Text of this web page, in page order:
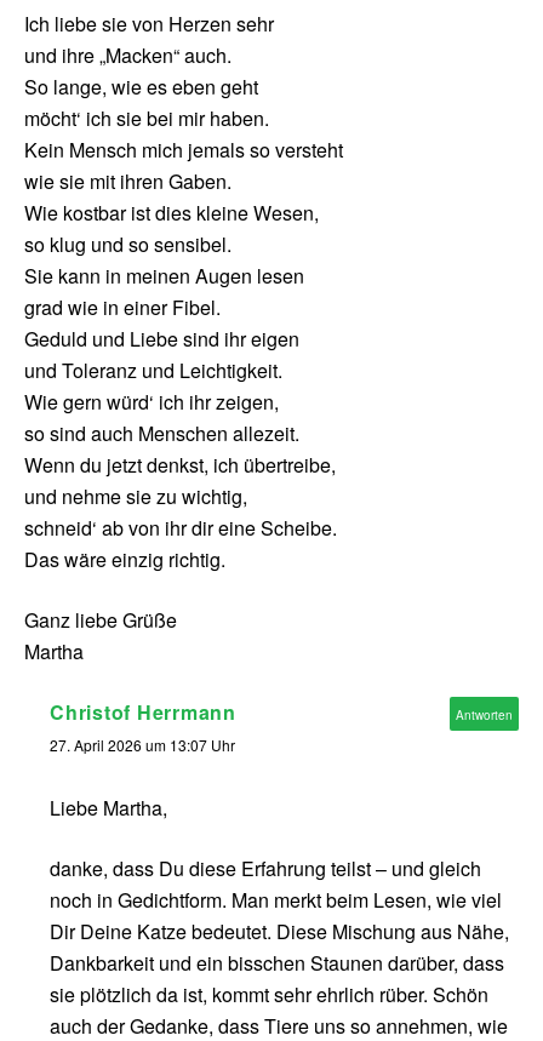
Ich liebe sie von Herzen sehr
und ihre „Macken“ auch.
So lange, wie es eben geht
möcht‘ ich sie bei mir haben.
Kein Mensch mich jemals so versteht
wie sie mit ihren Gaben.
Wie kostbar ist dies kleine Wesen,
so klug und so sensibel.
Sie kann in meinen Augen lesen
grad wie in einer Fibel.
Geduld und Liebe sind ihr eigen
und Toleranz und Leichtigkeit.
Wie gern würd‘ ich ihr zeigen,
so sind auch Menschen allezeit.
Wenn du jetzt denkst, ich übertreibe,
und nehme sie zu wichtig,
schneid‘ ab von ihr dir eine Scheibe.
Das wäre einzig richtig.
Ganz liebe Grüße
Martha
Christof Herrmann
27. April 2026 um 13:07 Uhr
Liebe Martha,
danke, dass Du diese Erfahrung teilst – und gleich
noch in Gedichtform. Man merkt beim Lesen, wie viel
Dir Deine Katze bedeutet. Diese Mischung aus Nähe,
Dankbarkeit und ein bisschen Staunen darüber, dass
sie plötzlich da ist, kommt sehr ehrlich rüber. Schön
auch der Gedanke, dass Tiere uns so annehmen, wie
Antworten